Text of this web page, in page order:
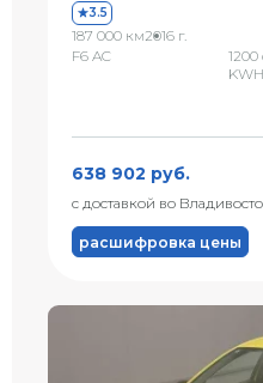
3.5
187 000 км2016 г.
F6 AC
1200
638 902 руб.
с доставкой во
расшифровка цены